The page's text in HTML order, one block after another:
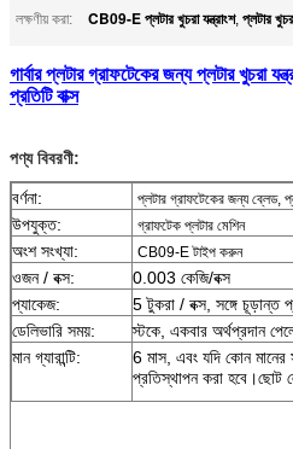
লক্ষণীয় করা:
CB09-E প্লটার খুচরা যন্ত্রাংশ, প্লটার
গার্বার প্লটার গ্রাফটেকের জন্য প্লটার খুচরা
প্রতিটি বাক্স
পণ্য বিবরণী:
বর্ণনা: প্লটার গ্রাফটেকের জন্য ব্লেড,
উপযুক্ত: গ্রাফটেক প্লটার মেশিন
অংশ সংখ্যা: CB09-E টাইপ করুন
ওজন / বক্স:
0.003 কেজি/বক্স
প্যাকেজ:
5 টুকরা / বক্স, সঙ্গে চূড়ান্ত
ডেলিভারি সময়:
স্টকে, একবার অর্থপ্রদান
মান গ্যারান্টি:
6 মাস, এবং যদি কোন
প্রতিস্থাপন করা হবে।ছোট